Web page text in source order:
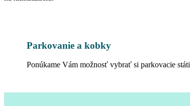
Parkovanie a kobky
Ponúkame Vám možnosť vybrať si parkovacie